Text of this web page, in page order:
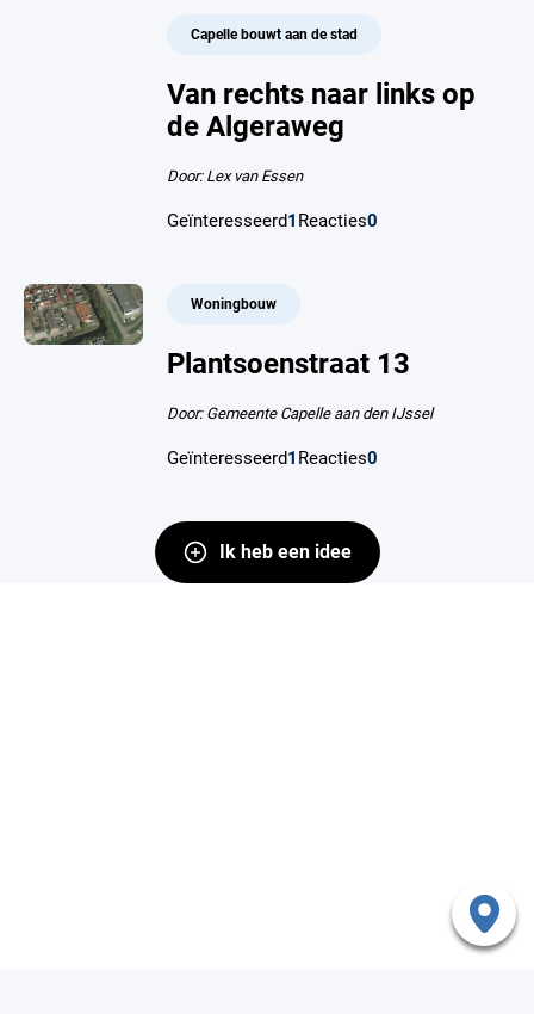
Capelle bouwt aan de stad
Van rechts naar links op
de Algeraweg
Door: Lex van Essen
Geïnteresseerd1 Reacties0
Woningbouw
Plantsoenstraat 13
Door: Gemeente Capelle aan den IJssel
Geïnteresseerd1 Reacties0
Ik heb een idee